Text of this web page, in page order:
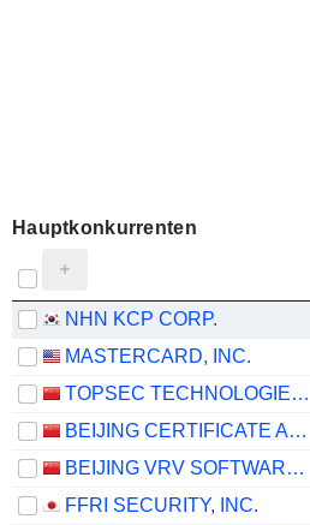
Hauptkonkurrenten
NHN KCP CORP.
MASTERCARD, INC.
TOPSEC TECHNOLOGIES GROUP INC.
BEIJING CERTIFICATE AUTHORITY CO.,LTD.
BEIJING VRV SOFTWARE CORPORATION LIMITED
FFRI SECURITY, INC.